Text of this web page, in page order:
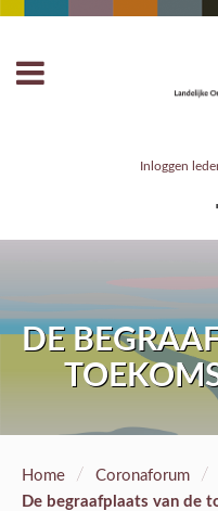
Inloggen
DE
Home / Coronaforum /
De begraafplaats van de